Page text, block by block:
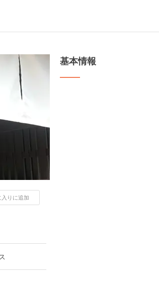
入りに追加
基本情報